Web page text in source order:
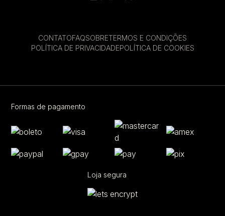
CONTATOFAQSOBRETERMOS E CONDIÇÕES
POLÍTICA DE PRIVACIDADEPOLÍTICA DE COOKIES
Formas de pagamento
Loja segura